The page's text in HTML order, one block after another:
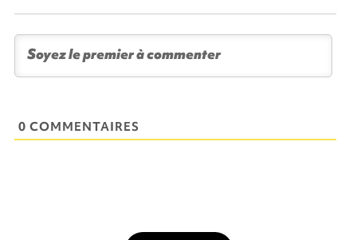
0 COMMENTAIRES